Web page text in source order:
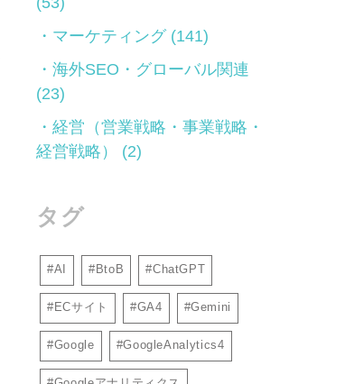
マーケティング(141)
海外SEO・グローバル関連
(23)
経営（営業戦略・事業戦略・
経営戦略）
(2)
タグ
AI BtoB ChatGPT
ECサイト GA4 Gemini
Google GoogleAnalytics4